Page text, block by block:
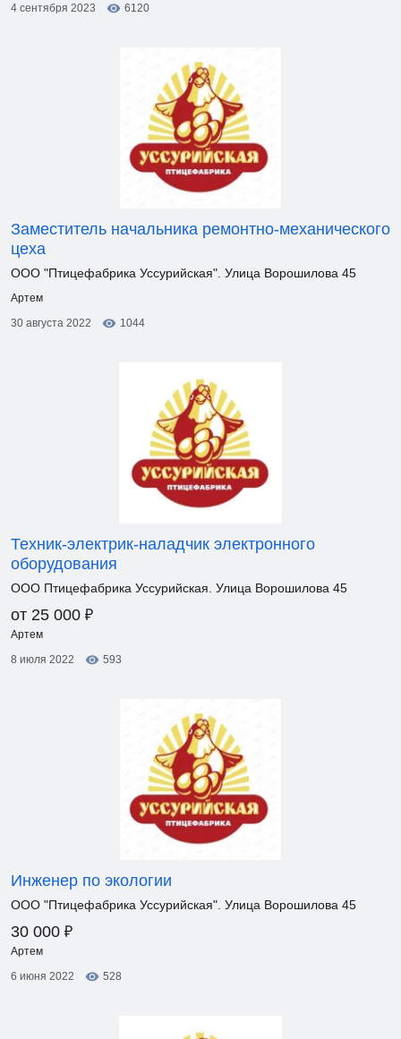
4 сентября 2023
6120
Заместитель начальника ремонтно-механического
цеха
ООО "Птицефабрика Уссурийская". Улица Ворошилова 45
Артем
30 августа 2022
1044
Техник-электрик-наладчик электронного
оборудования
ООО Птицефабрика Уссурийская. Улица Ворошилова 45
от 25 000 ₽
Артем
8 июля 2022
593
Инженер по экологии
ООО "Птицефабрика Уссурийская". Улица Ворошилова 45
30 000 ₽
Артем
6 июня 2022
528